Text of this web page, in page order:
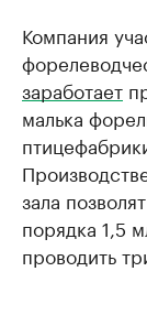
Компания
заработает
малька
зала
порядка 1,5
проводить